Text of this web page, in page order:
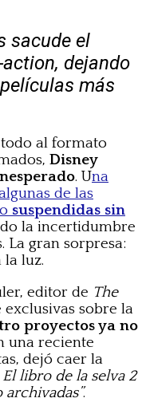
sacude el
dejando
más
todo al formato
Disney
. Una
de las
suspendidas sin
la incertidumbre
La gran sorpresa:
luz.
editor de The
sobre la
proyectos ya no
una reciente
dejó caer la
libro de la selva 2
.